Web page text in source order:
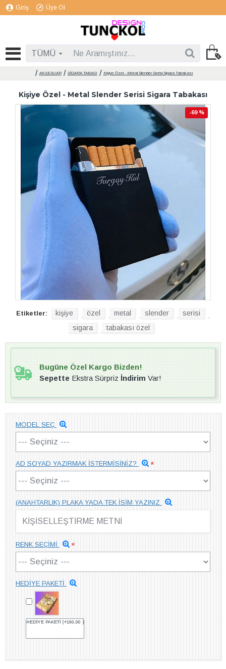
Giriş Üye Ol
TÜMÜ
AKSESUAR SİGARA TABASI Kişiye Özel - Metal Slender Serisi Sigara Tabakası
Kişiye Özel - Metal Slender Serisi Sigara Tabakası
-69 %
Etiketler: kişiye özel metal slender serisi
sigara tabakası özel
MODEL SEÇ
AD SOYAD YAZIRMAK İSTERMİSİNİZ?
(ANAHTARLIK) PLAKA YADA TEK İSİM YAZINIZ
RENK SEÇİMİ
HEDİYE PAKETİ
HEDİYE PAKETİ (+190,00 )
Bugüne Özel Kargo Bizden!
SepetteEkstra SürprizİndirimVar!